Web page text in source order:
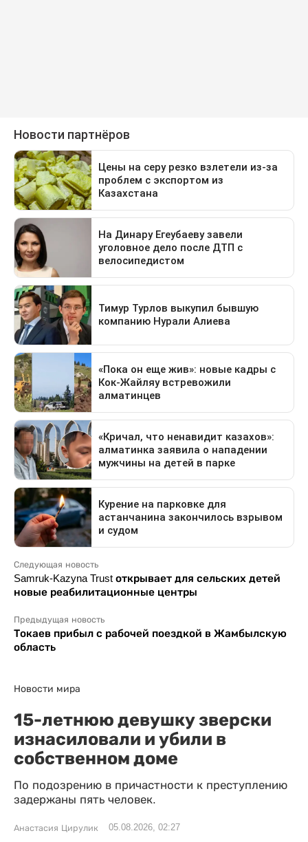
Следующая новость
Samruk-Kazyna Trust открывает для сельских детей
новые реабилитационные центры
Предыдущая новость
Токаев прибыл с рабочей поездкой в Жамбылскую
область
Новости мира
15-летнюю девушку зверски
изнасиловали и убили в
собственном доме
По подозрению в причастности к преступлению
задержаны пять человек.
Анастасия Цирулик 05.08.2026, 02:27